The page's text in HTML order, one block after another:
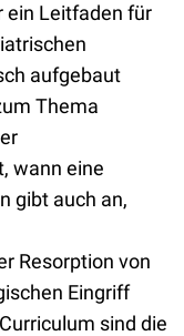
ein Leitfaden für
aufgebaut
Thema
wann eine
gibt auch an,
Resorption von
Eingriff
sind die